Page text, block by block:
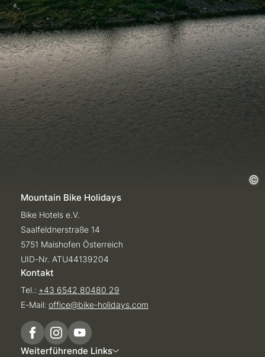
Mountain Bike Holidays
Bike Hotels e.V.
Saalfeldnerstraße 14
5751 Maishofen Österreich
UID-Nr. ATU44139204
Kontakt
Tel.: +43 6542 80480 29
E-Mail: office@bike-holidays.com
Weiterführende Links